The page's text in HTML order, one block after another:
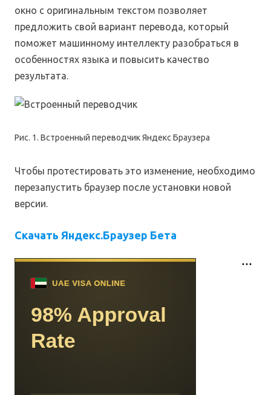
окно с оригинальным текстом позволяет
предложить свой вариант перевода, который
поможет машинному интеллекту разобраться в
особенностях языка и повысить качество
результата.
Рис. 1. Встроенный переводчик Яндекс Браузера
Чтобы протестировать это изменение, необходимо
перезапустить браузер после установки новой
версии.
Скачать Яндекс.Браузер Бета